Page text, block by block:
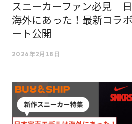
スニーカーファン必見｜
海外にあった！最新コラ
ート公開
2026年2月18日